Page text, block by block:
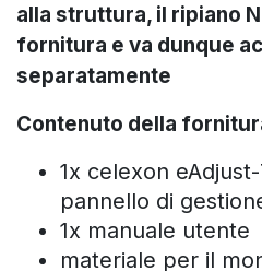
alla struttura, il ripiano
fornitura e va dunque
separatamente
Contenuto della
1x celexon
pannello di
1x manuale utente
materiale per il